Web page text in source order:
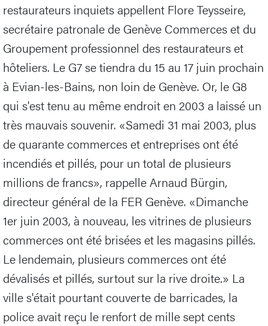
restaurateurs inquiets appellent Flore Teysseire,
secrétaire patronale de Genève Commerces et du
Groupement professionnel des restaurateurs et
hôteliers. Le G7 se tiendra du 15 au 17 juin prochain
à Evian-les-Bains, non loin de Genève. Or, le G8
qui s'est tenu au même endroit en 2003 a laissé un
très mauvais souvenir. «Samedi 31 mai 2003, plus
de quarante commerces et entreprises ont été
incendiés et pillés, pour un total de plusieurs
millions de francs», rappelle Arnaud Bürgin,
directeur général de la FER Genève. «Dimanche
1er juin 2003, à nouveau, les vitrines de plusieurs
commerces ont été brisées et les magasins pillés.
Le lendemain, plusieurs commerces ont été
dévalisés et pillés, surtout sur la rive droite.» La
ville s'était pourtant couverte de barricades, la
police avait reçu le renfort de mille sept cents